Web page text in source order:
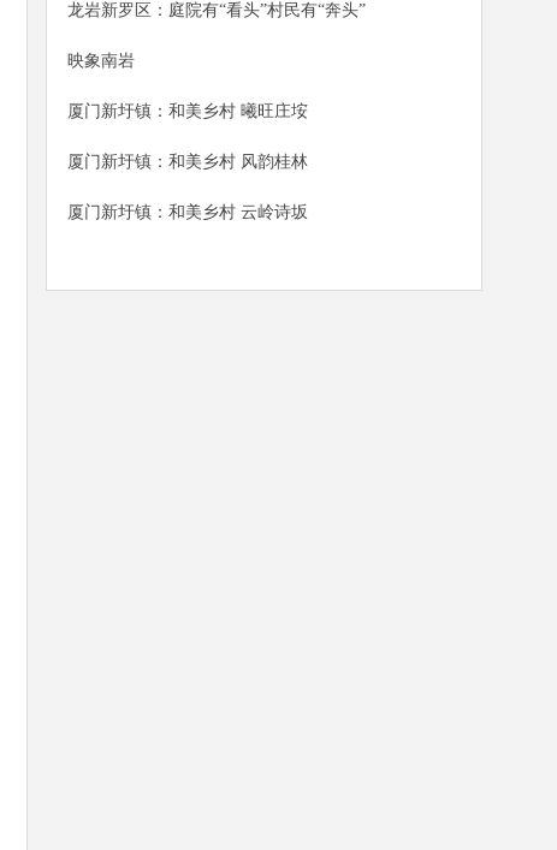
龙岩新罗区：庭院有“看头”村民有“奔头”
映象南岩
厦门新圩镇：和美乡村 曦旺庄垵
厦门新圩镇：和美乡村 风韵桂林
厦门新圩镇：和美乡村 云岭诗坂